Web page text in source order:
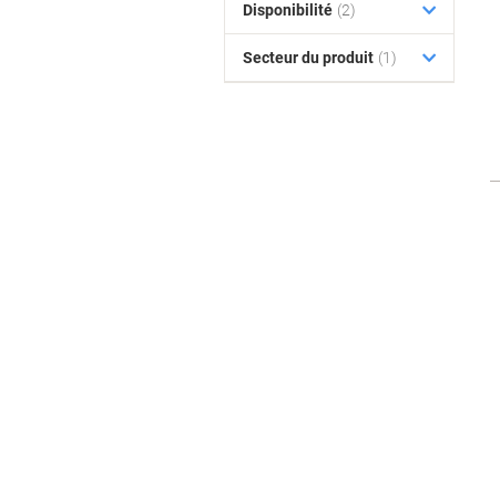
Disponibilité (2)
Secteur du produit (1)